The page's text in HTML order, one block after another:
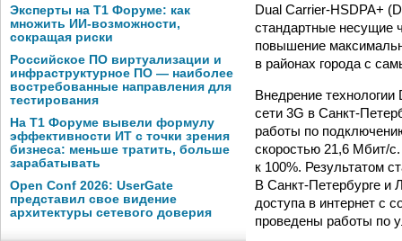
Эксперты на Т1 Форуме: как
множить ИИ-возможности,
сокращая риски
Российское ПО виртуализации и
инфраструктурное ПО — наиболее
востребованные направления для
тестирования
На Т1 Форуме вывели формулу
эффективности ИТ с точки зрения
бизнеса: меньше тратить, больше
зарабатывать
Open Conf 2026: UserGate
представил свое видение
архитектуры сетевого доверия
Dual Carrier-HSDPA+
стандартные несущие
повышение
в районах города с
Внедрение
сети 3G в Санкт-
работы по
скоростью 21,6 Мбит/
к 100%. Результатом
В Санкт-Петербурге и
доступа в интернет с
проведены работы по